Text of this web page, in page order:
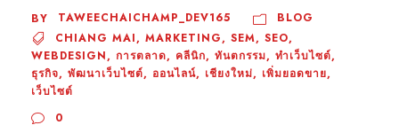
BY
TAWEECHAICHAMP_DEV165
BLOG
CHIANG MAI, MARKETING, SEM, SEO,
WEBDESIGN, การตลาด, คลีนิก, ทันตกรรม, ทำเว็บไซต์,
ธุรกิจ, พัฒนาเว็บไซต์, ออนไลน์, เชียงใหม่, เพิ่มยอดขาย,
เว็บไซต์
0